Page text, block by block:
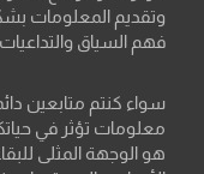
وتقديم المعلومات
فهم السياق والتداعيات.
سواء كنتم متابعين
معلومات تؤثر في
هو الوجهة المثلى